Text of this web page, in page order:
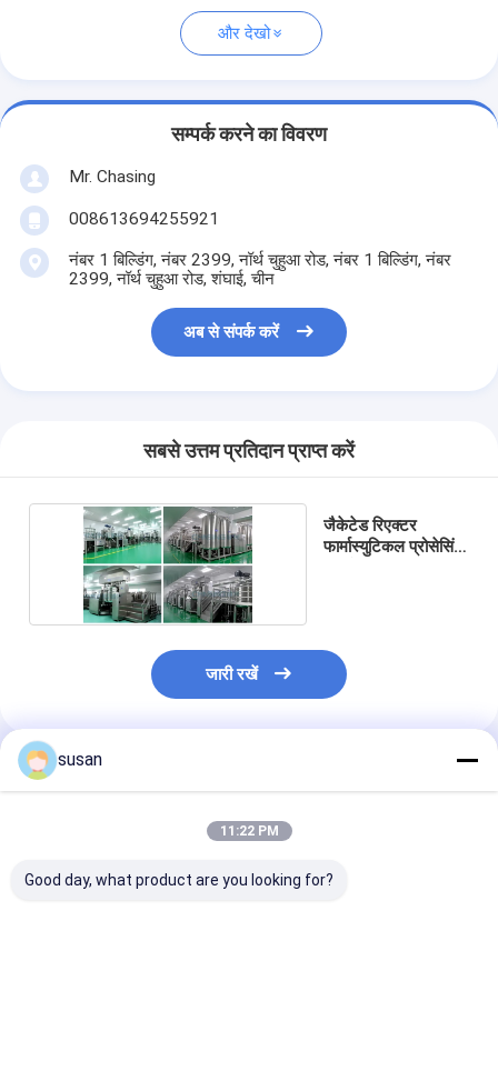
और देखो
सम्पर्क करने का विवरण
Mr. Chasing
008613694255921
नंबर 1 बिल्डिंग, नंबर 2399, नॉर्थ चुहुआ रोड, नंबर 1 बिल्डिंग, नंबर
2399, नॉर्थ चुहुआ रोड, शंघाई, चीन
अब से संपर्क करें
सबसे उत्तम प्रतिदान प्राप्त करें
जैकेटेड रिएक्टर
फार्मास्युटिकल प्रोसेसिंग
जारी रखें
अनुशंसित उत्पाद
susan
11:22 PM
Good day, what product are you looking for?